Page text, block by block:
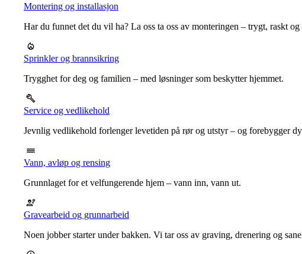
Montering og installasjon
Har du funnet det du vil ha? La oss ta oss av monteringen – trygt, raskt
Sprinkler og brannsikring
Trygghet for deg og familien – med løsninger som beskytter hjemmet.
Service og vedlikehold
Jevnlig vedlikehold forlenger levetiden på rør og utstyr – og forebygger
Vann, avløp og rensing
Grunnlaget for et velfungerende hjem – vann inn, vann ut.
Gravearbeid og grunnarbeid
Noen jobber starter under bakken. Vi tar oss av graving, drenering og